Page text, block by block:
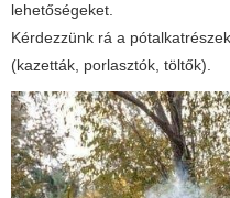
lehetőségeket.
Kérdezzünk rá a
(kazetták, porlasztók, töltők).